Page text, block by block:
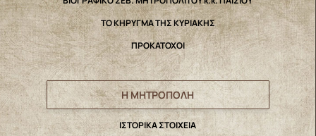
ΤΟ ΚΗΡΥΓΜΑ ΤΗΣ ΚΥΡΙΑΚΗΣ
ΠΡΟΚΑΤΟΧΟΙ
Η ΜΗΤΡΟΠΟΛΗ
IΣΤΟΡΙΚΑ ΣΤΟΙΧΕΙΑ